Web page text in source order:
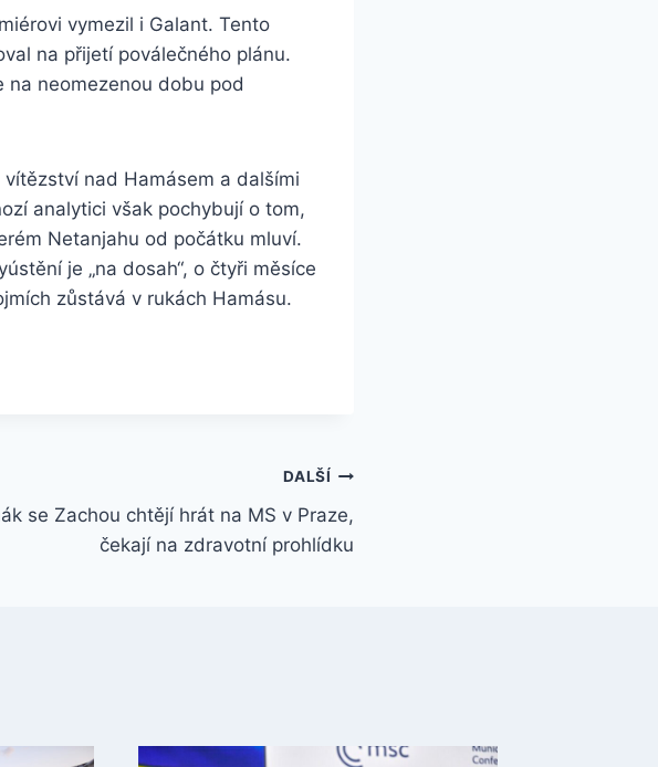
vymezil i Galant. Tento
na přijetí poválečného plánu.
neomezenou dobu pod
nad Hamásem a dalšími
analytici však pochybují o tom,
Netanjahu od počátku mluví.
je „na dosah“, o čtyři měsíce
zůstává v rukách Hamásu.
DALŠÍ
se Zachou chtějí hrát na MS v Praze,
čekají na zdravotní prohlídku